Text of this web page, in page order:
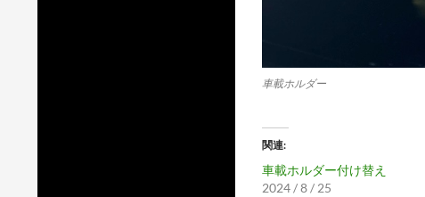
車載ホルダー
関連
車載ホルダー付け替え
2024 / 8 / 25